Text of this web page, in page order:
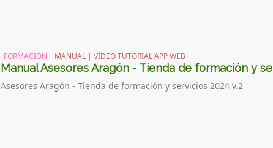
FORMACIÓN MANUAL | VÍDEO TUTORIAL APP WEB
Manual Asesores Aragón - Tienda de formación y
Asesores Aragón - Tienda de formación y servicios 2024 v.2